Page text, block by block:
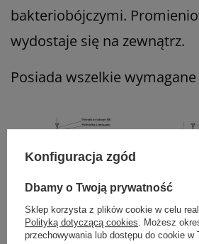
bakteriobójczymi.
wydostaje się na zewnątrz.
Posiada wszelkie
Konfiguracja zgód
Dbamy o Twoją prywatność
Sklep korzysta z plików cookie w celu
Polityką dotyczącą cookies. Możesz
przechowywania lub dostępu do cookie w